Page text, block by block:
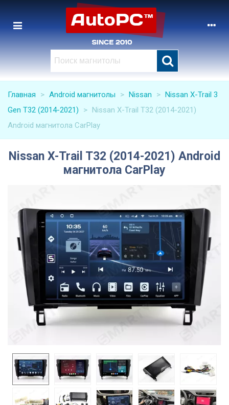
Главная > Android магнитолы > Nissan > Nissan X-Trail 3
Gen T32 (2014-2021)
> Nissan X-Trail T32 (2014-2021)
Android магнитола CarPlay
Nissan X-Trail T32 (2014-2021) Android
магнитола CarPlay